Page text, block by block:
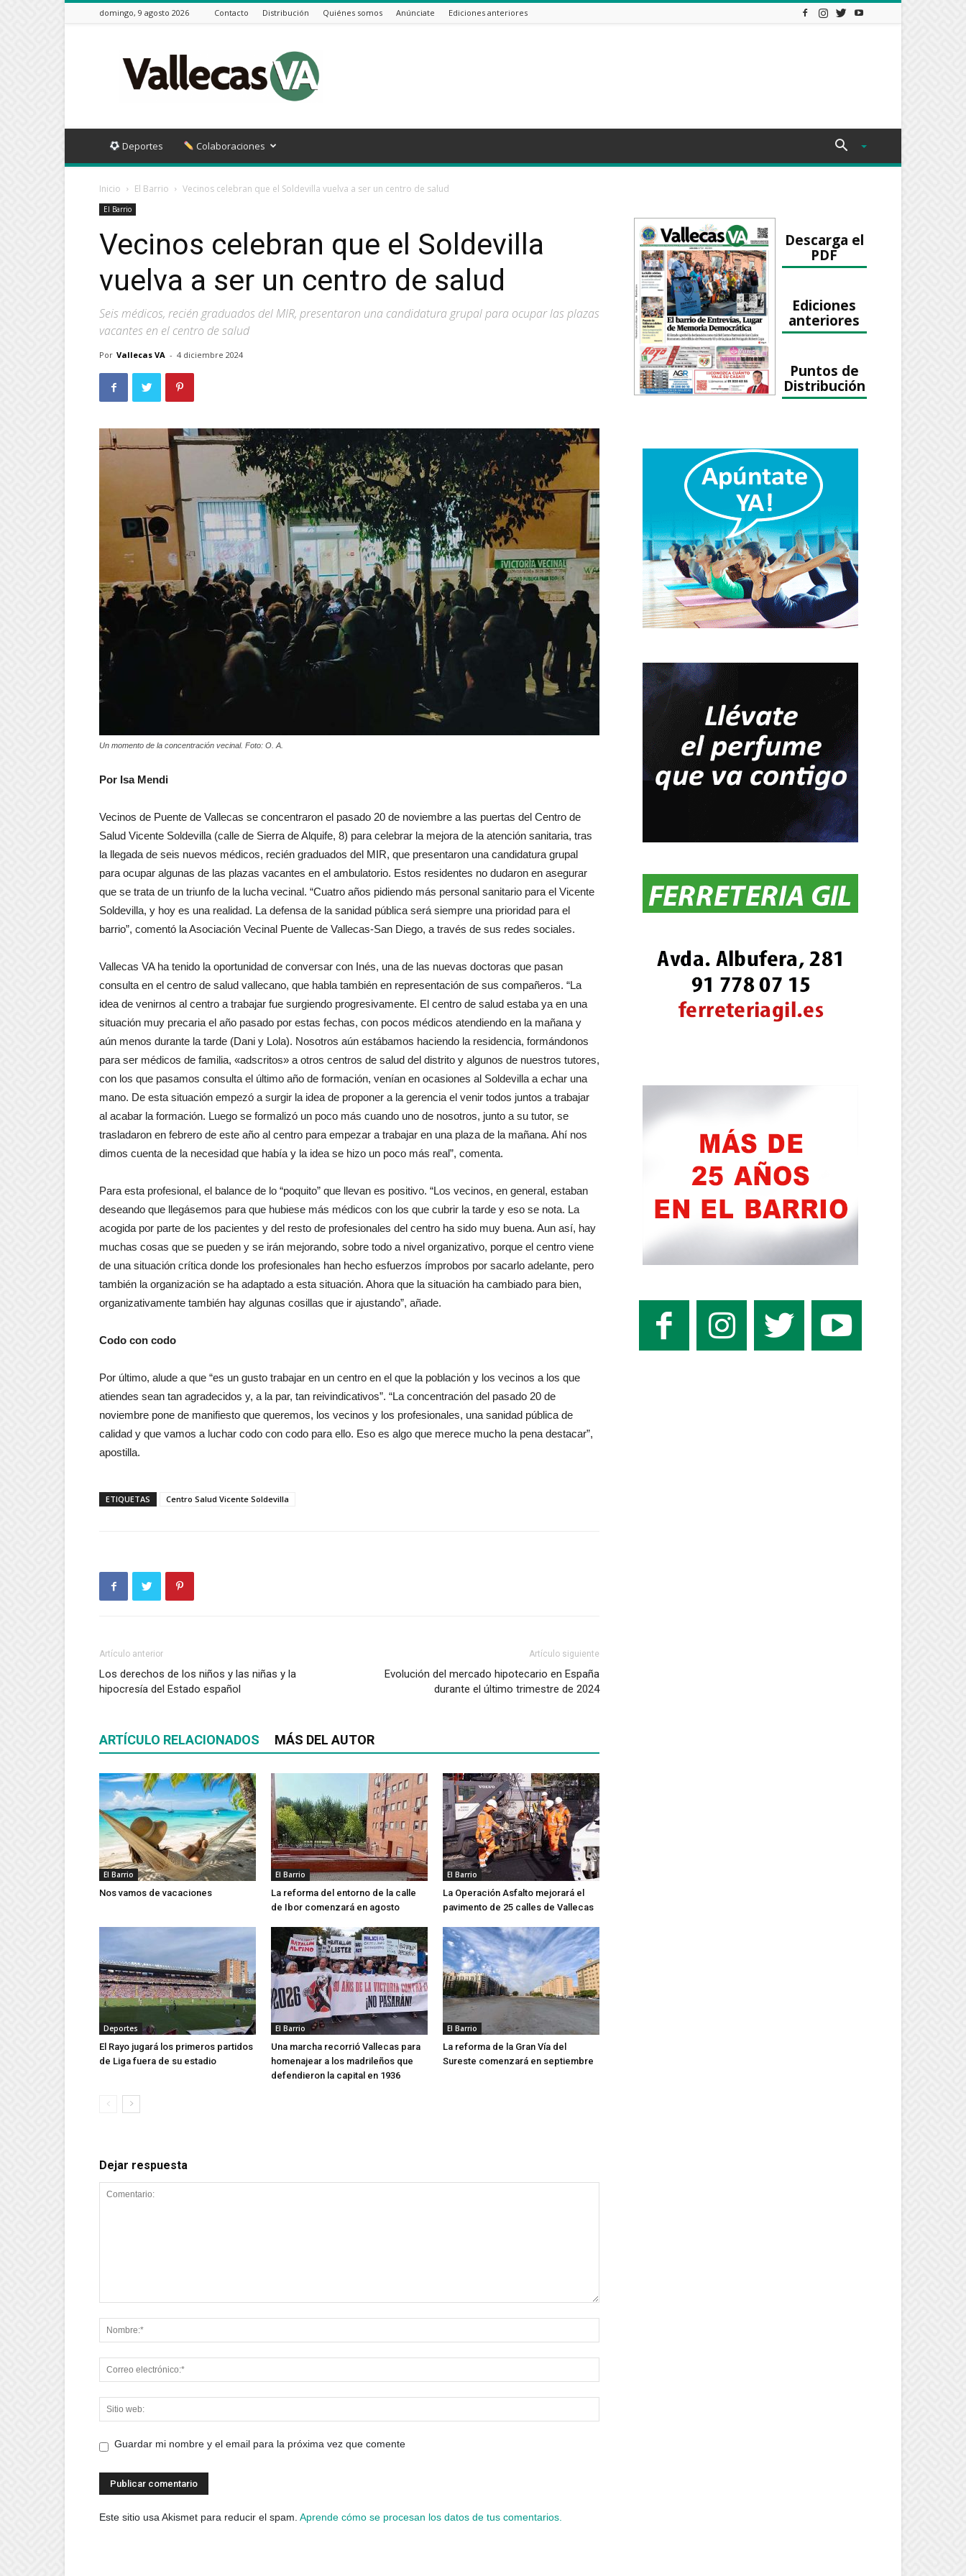
domingo, 9 agosto 2026 Contacto Distribución Quiénes somos Anúnciate Ediciones anteriores
VA
Deportes Colaboraciones
Inicio El Barrio Vecinos celebran que el Soldevilla vuelva a ser un centro de salud
El Barrio
Vecinos celebran que el Soldevilla
vuelva a ser un centro de salud
Seis médicos, recién graduados del MIR, presentaron una candidatura grupal para ocupar las plazas
vacantes en el centro de salud
Por Vallecas VA - 4 diciembre 2024
Un momento de la concentración vecinal. Foto: O. A.
Por Isa Mendi
Vecinos de Puente de Vallecas se concentraron el pasado 20 de noviembre a las puertas del Centro de
Salud Vicente Soldevilla (calle de Sierra de Alquife, 8) para celebrar la mejora de la atención sanitaria, tras
la llegada de seis nuevos médicos, recién graduados del MIR, que presentaron una candidatura grupal
para ocupar algunas de las plazas vacantes en el ambulatorio. Estos residentes no dudaron en asegurar
que se trata de un triunfo de la lucha vecinal. “Cuatro años pidiendo más personal sanitario para el Vicente
Soldevilla, y hoy es una realidad. La defensa de la sanidad pública será siempre una prioridad para el
barrio”, comentó la Asociación Vecinal Puente de Vallecas-San Diego, a través de sus redes sociales.
Vallecas VA ha tenido la oportunidad de conversar con Inés, una de las nuevas doctoras que pasan
consulta en el centro de salud vallecano, que habla también en representación de sus compañeros. “La
idea de venirnos al centro a trabajar fue surgiendo progresivamente. El centro de salud estaba ya en una
situación muy precaria el año pasado por estas fechas, con pocos médicos atendiendo en la mañana y
aún menos durante la tarde (Dani y Lola). Nosotros aún estábamos haciendo la residencia, formándonos
para ser médicos de familia, «adscritos» a otros centros de salud del distrito y algunos de nuestros tutores,
con los que pasamos consulta el último año de formación, venían en ocasiones al Soldevilla a echar una
mano. De esta situación empezó a surgir la idea de proponer a la gerencia el venir todos juntos a trabajar
al acabar la formación. Luego se formalizó un poco más cuando uno de nosotros, junto a su tutor, se
trasladaron en febrero de este año al centro para empezar a trabajar en una plaza de la mañana. Ahí nos
dimos cuenta de la necesidad que había y la idea se hizo un poco más real”, comenta.
Para esta profesional, el balance de lo “poquito” que llevan es positivo. “Los vecinos, en general, estaban
deseando que llegásemos para que hubiese más médicos con los que cubrir la tarde y eso se nota. La
acogida por parte de los pacientes y del resto de profesionales del centro ha sido muy buena. Aun así, hay
muchas cosas que se pueden y se irán mejorando, sobre todo a nivel organizativo, porque el centro viene
de una situación crítica donde los profesionales han hecho esfuerzos ímprobos por sacarlo adelante, pero
también la organización se ha adaptado a esta situación. Ahora que la situación ha cambiado para bien,
organizativamente también hay algunas cosillas que ir ajustando”, añade.
Codo con codo
Por último, alude a que “es un gusto trabajar en un centro en el que la población y los vecinos a los que
atiendes sean tan agradecidos y, a la par, tan reivindicativos”. “La concentración del pasado 20 de
noviembre pone de manifiesto que queremos, los vecinos y los profesionales, una sanidad pública de
calidad y que vamos a luchar codo con codo para ello. Eso es algo que merece mucho la pena destacar”,
apostilla.
ETIQUETAS Centro Salud Vicente Soldevilla
Artículo anterior
Los derechos de los niños y las niñas y la
hipocresía del Estado español
Artículo siguiente
Evolución del mercado hipotecario en España
durante el último trimestre de 2024
ARTÍCULO RELACIONADOS MÁS DEL AUTOR
El Barrio
Nos vamos de vacaciones
El Barrio
La reforma del entorno de la calle
de Ibor comenzará en agosto
El Barrio
La Operación Asfalto mejorará el
pavimento de 25 calles de Vallecas
Deportes
El Rayo jugará los primeros partidos
de Liga fuera de su estadio
El Barrio
Una marcha recorrió Vallecas para
homenajear a los madrileños que
defendieron la capital en 1936
El Barrio
La reforma de la Gran Vía del
Sureste comenzará en septiembre
Dejar respuesta
Guardar mi nombre y el email para la próxima vez que comente
Este sitio usa Akismet para reducir el spam. Aprende cómo se procesan los datos de tus comentarios.
Descarga el
PDF
Ediciones
anteriores
Puntos de
Distribución